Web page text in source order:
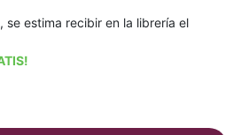
se estima recibir en la librería el